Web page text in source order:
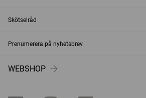
Skötselråd
Prenumerera på nyhetsbrev
WEBSHOP